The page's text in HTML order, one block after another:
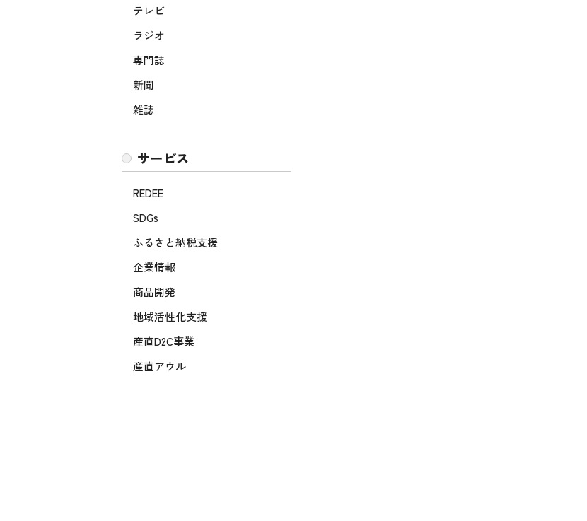
テレビ
ラジオ
専門誌
新聞
雑誌
サービス
REDEE
SDGs
ふるさと納税支援
企業情報
商品開発
地域活性化支援
産直D2C事業
産直アウル